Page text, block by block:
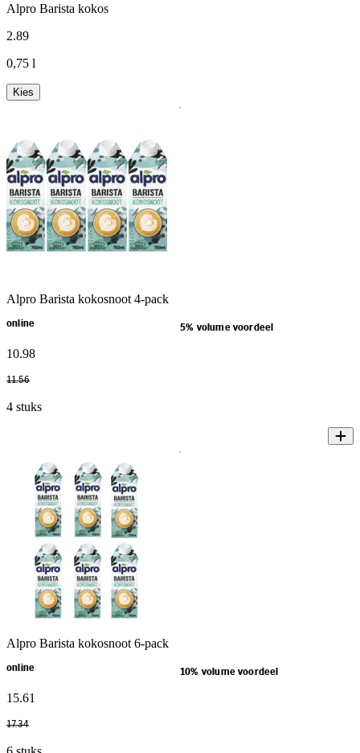
Alpro Barista kokos
2.89
0,75 l
Kies
Alpro Barista kokosnoot 4-pack
online 5% volume voordeel
10.98
11.56
4 stuks
Alpro Barista kokosnoot 6-pack
online 10% volume voordeel
15.61
17.34